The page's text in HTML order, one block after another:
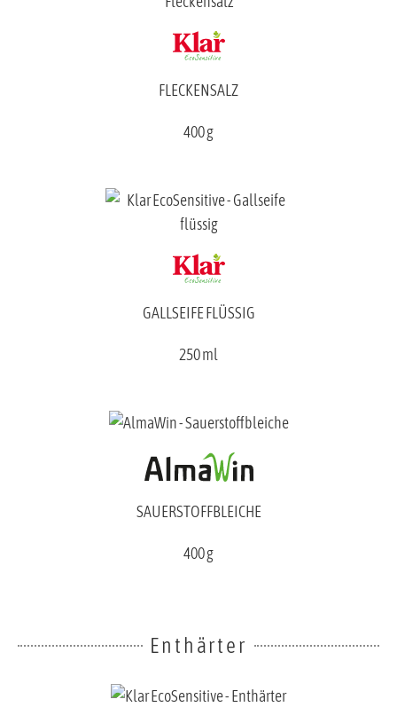
FLECKENSALZ
400 g
GALLSEIFE FLÜSSIG
250 ml
SAUERSTOFFBLEICHE
400 g
Enthärter